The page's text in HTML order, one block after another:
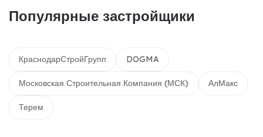
Популярные застройщики
КраснодарСтройГрупп DOGMA
Московская Строительная Компания (МСК) АлМакс
Терем